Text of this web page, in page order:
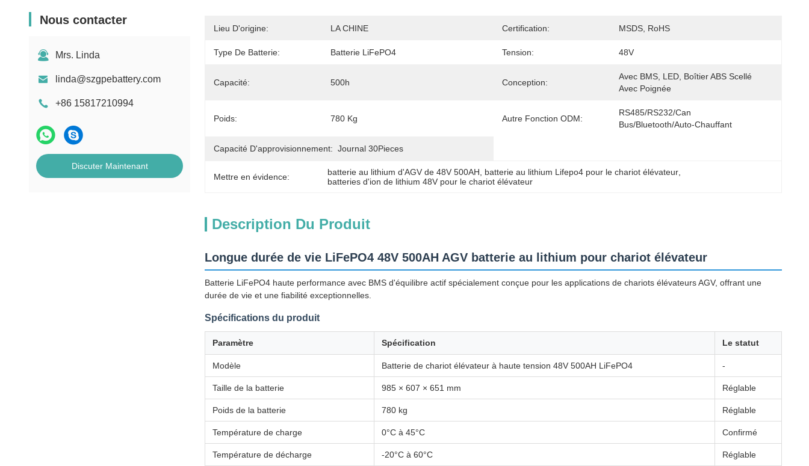
Nous contacter
Mrs. Linda
linda@szgpebattery.com
+86 15817210994
Discuter Maintenant
Lieu D'origine: LA CHINE Certification: MSDS, RoHS
Type De Batterie: Batterie LiFePO4 Tension: 48V
Capacité: 500h Conception:
Avec BMS, LED, Boîtier ABS Scellé
Avec Poignée
Poids: 780 Kg Autre Fonction ODM:
RS485/RS232/Can
Bus/Bluetooth/auto-Chauffant
Capacité D'approvisionnement: Journal 30Pieces
Mettre en évidence: batterie au lithium d'AGV de 48V 500AH batterie au lithium Lifepo4 pour le chariot élévateur,
batteries d'ion de lithium 48V pour le chariot élévateur
Description Du Produit
Longue durée de vie LiFePO4 48V 500AH AGV batterie au lithium pour chariot élévateur
Batterie LiFePO4 haute performance avec BMS d'équilibre actif spécialement conçue pour les applications de chariots élévateurs AGV, offrant une
durée de vie et une fiabilité exceptionnelles.
Spécifications du produit
Paramètre Spécification Le statut
Modèle Batterie de chariot élévateur à haute tension 48V 500AH LiFePO4 -
Taille de la batterie 985 × 607 × 651 mm Réglable
Poids de la batterie 780 kg Réglable
Température de charge 0°C à 45°C Confirmé
Température de décharge -20°C à 60°C Réglable